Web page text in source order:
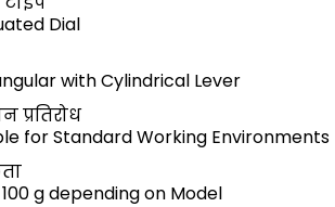
Dial
with Cylindrical Lever
प्रतिरोध
for Standard Working Environments
g depending on Model